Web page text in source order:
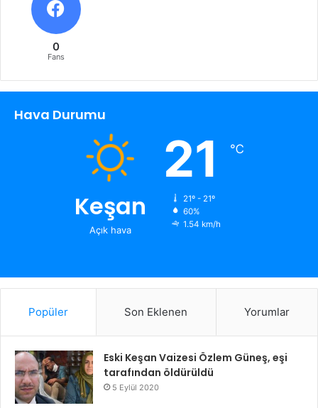
0
Fans
Hava Durumu
Keşan
Açık hava
21 ℃
21º - 21º
60%
1.54 km/h
Popüler Son Eklenen Yorumlar
Eski Keşan Vaizesi Özlem Güneş, eşi
tarafından öldürüldü
5 Eylül 2020